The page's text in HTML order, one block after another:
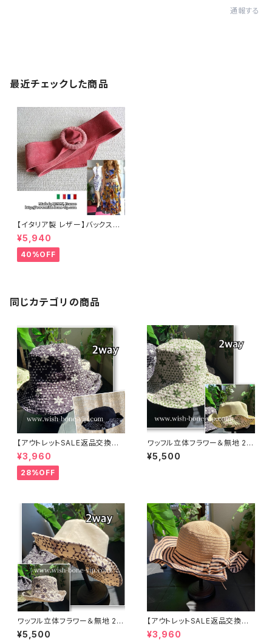
通報する
最近チェックした商品
【イタリア製 レザー】バックスキ
ン ラップ巻きデザイン バックル
ベルト/ピンク-SALE
¥5,940
40%OFF
同じカテゴリの商品
【アウトレットSALE返品交換不
可8/20まで】ワッフル立体フラワ
ー＆無地 2way リバーシブルハ
ット・ワイヤー入り変形ハット・フ
ラワー帽子【ブラック】
¥3,960
28%OFF
ワッフル立体フラワー＆無地 2w
ay リバーシブルハット・ワイヤー
入り変形ハット・フラワー帽子【ラ
¥5,500
ワッフル立体フラワー＆無地 2w
ay リバーシブルハット・ワイヤー
入り変形ハット・フラワー帽子
¥5,500
【アウトレットSALE返品交換不
可8/20まで】つば広サマーハッ
ト・通気性・軽量 ワイヤー入りハ
¥3,960